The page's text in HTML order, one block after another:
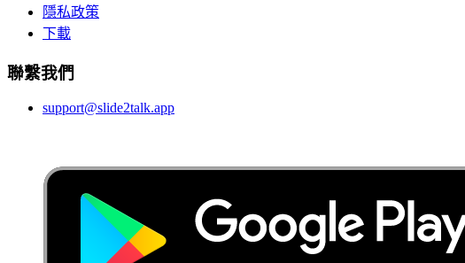
隱私政策
下載
聯繫我們
support@slide2talk.app